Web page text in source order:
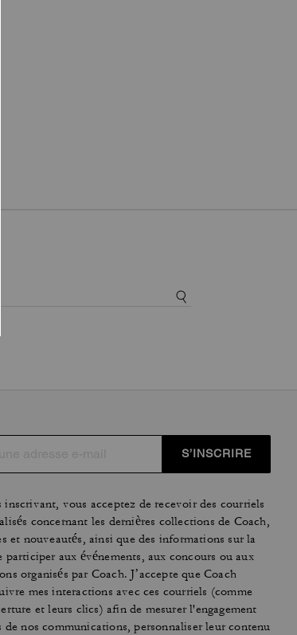
S’INSCRIRE
inscrivant, vous acceptez de recevoir des courriels
concernant les dernières collections de Coach,
et nouveautés, ainsi que des informations sur la
participer aux événements, aux concours ou aux
organisés par Coach. J’accepte que Coach
mes interactions avec ces courriels (comme
et leurs clics) afin de mesurer l'engagement
de nos communications, personnaliser leur contenu